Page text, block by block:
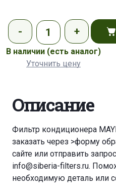
В наличии (есть аналог)
Уточнить цену
Описание
Фильтр кондиционера
заказать через >форму
сайте или отправить
info@siberia-filters.ru.
необходимую деталь или